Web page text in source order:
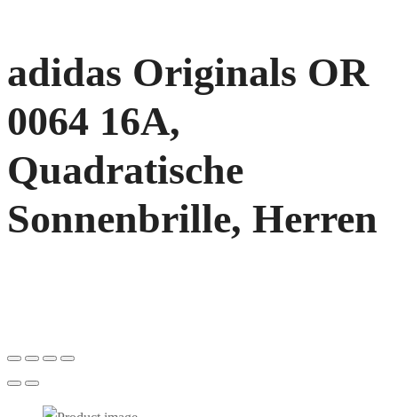
adidas Originals OR
0064 16A,
Quadratische
Sonnenbrille, Herren